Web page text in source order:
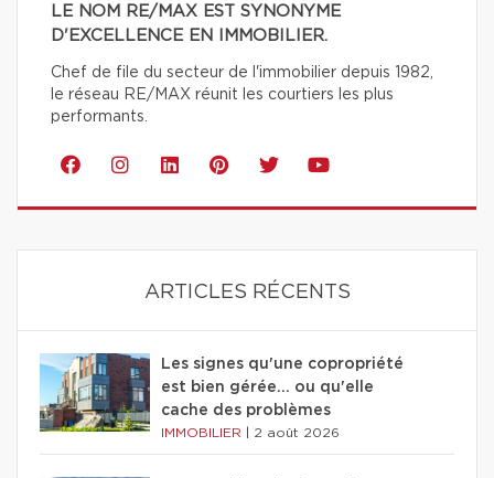
LE NOM RE/MAX EST SYNONYME
D'EXCELLENCE EN IMMOBILIER.
Chef de file du secteur de l'immobilier depuis 1982,
le réseau RE/MAX réunit les courtiers les plus
performants.
ARTICLES RÉCENTS
Les signes qu'une copropriété
est bien gérée… ou qu'elle
cache des problèmes
IMMOBILIER 2 août 2026